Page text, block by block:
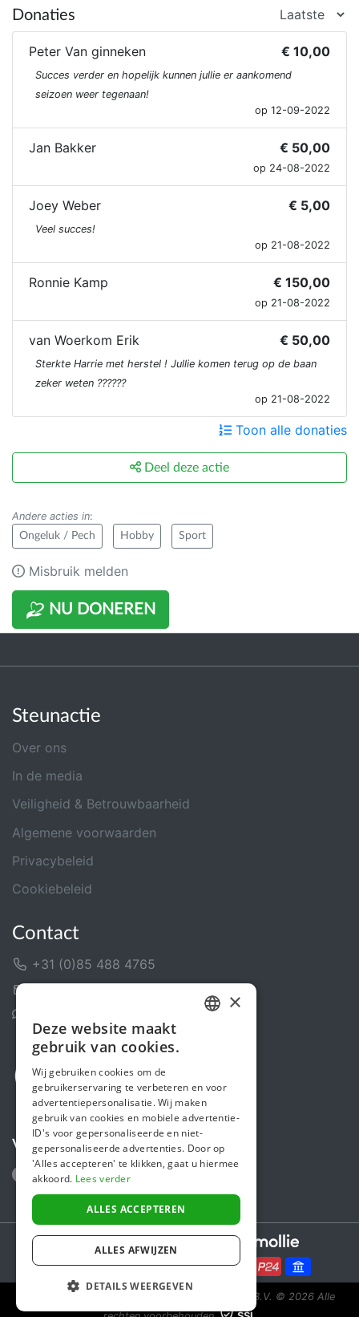
NU DONEREN
Donaties
Peter Van ginneken € 10,00
Succes verder en hopelijk kunnen jullie er aankomend
seizoen weer tegenaan!
op 12-09-2022
Jan Bakker € 50,00
op 24-08-2022
Joey Weber € 5,00
Veel succes!
op 21-08-2022
Ronnie Kamp € 150,00
op 21-08-2022
van Woerkom Erik € 50,00
Sterkte Harrie met herstel ! Jullie komen terug op de baan
zeker weten ??????
op 21-08-2022
Toon alle donaties
Deel deze actie
Andere acties in:
Ongeluk / Pech Hobby Sport
Misbruik melden
Steunactie
Over ons
In de media
Veiligheid & Betrouwbaarheid
Algemene voorwaarden
Privacybeleid
Cookiebeleid
Contact
+31 (0)85 488 4765
Volg ons
Secure payments powered by
Steunactie is een initiatief van Sponsor Europe B.V. © 2026 Alle
ENGLISH
×
Deze website maakt
gebruik van cookies.
Wij gebruiken cookies om de
gebruikerservaring te verbeteren en voor
advertentiepersonalisatie. Wij maken
gebruik van cookies en mobiele advertentie-
ID's voor gepersonaliseerde en niet-
gepersonaliseerde advertenties. Door op
'Alles accepteren' te klikken, gaat u hiermee
akkoord. Lees verder
ALLES ACCEPTEREN
ALLES AFWIJZEN
DETAILS WEERGEVEN